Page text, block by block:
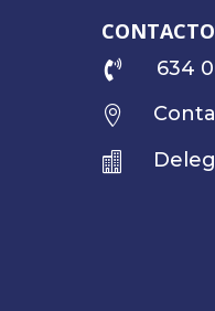
CONTACTO
 634

